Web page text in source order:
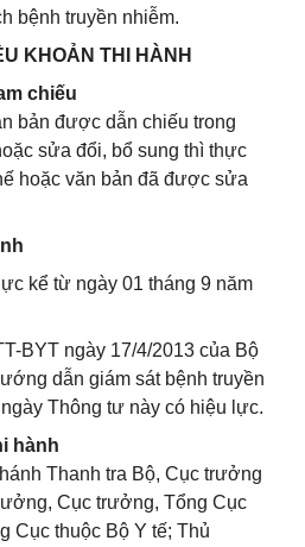
bệnh truyền nhiễm.
KHOẢN THI HÀNH
chiếu
bản được dẫn chiếu trong
sửa đổi, bổ sung thì thực
hoặc văn bản đã được sửa
kể từ ngày 01 tháng 9 năm
BYT ngày 17/4/2013 của Bộ
dẫn giám sát bệnh truyền
Thông tư này có hiệu lực.
hành
Thanh tra Bộ, Cục trưởng
Cục trưởng, Tổng Cục
Cục thuộc Bộ Y tế; Thủ